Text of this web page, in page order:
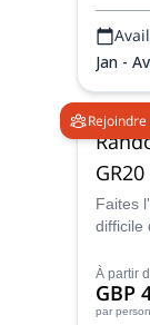
Jan -
Faites
difficile
de
UIMLA.
À partir
GBP
par